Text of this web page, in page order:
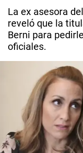
La ex asesora
reveló que la
Berni para
oficiales.